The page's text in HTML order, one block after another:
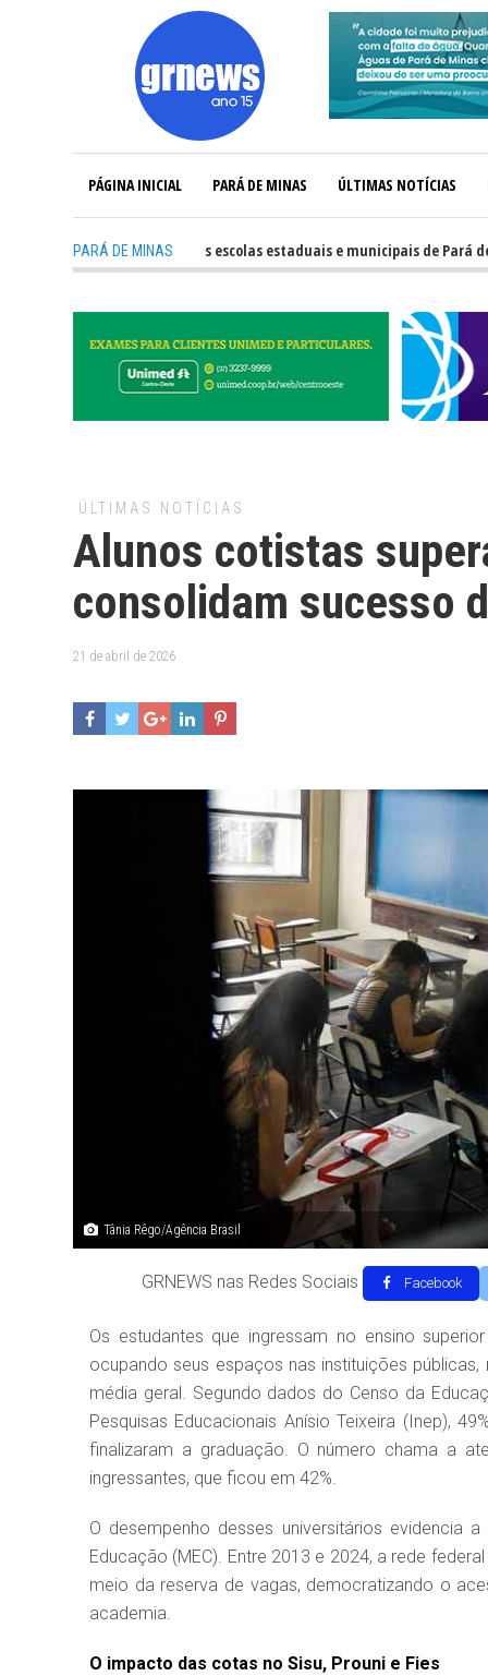
PÁGINA INICIAL PARÁ DE MINAS ÚLTIMAS NOTÍCIAS
PARÁ DE MINAS
Veja o desempenho das escolas estaduais e municipais de Pará de
ÚLTIMAS NOTÍCIAS
Alunos cotistas
consolidam sucesso
21 de abril de 2026
Tânia Rêgo/Agência Brasil
GRNEWS nas Redes Sociais Facebook
Os estudantes que ingressam no ensino
ocupando seus espaços nas instituições
média geral. Segundo dados do Censo da
Pesquisas Educacionais Anísio Teixeira (Inep),
finalizaram a graduação. O número chama a
ingressantes, que ficou em 42%.
O desempenho desses universitários evidencia
Educação (MEC). Entre 2013 e 2024, a rede
meio da reserva de vagas, democratizando o
academia.
O impacto das cotas no Sisu, Prouni e Fies